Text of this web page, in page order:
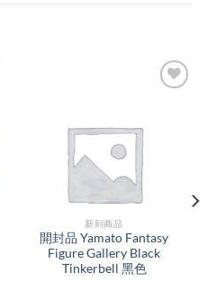
新到商品​
開封品 Yamato Fantasy
Figure Gallery Black
Tinkerbell 黑色